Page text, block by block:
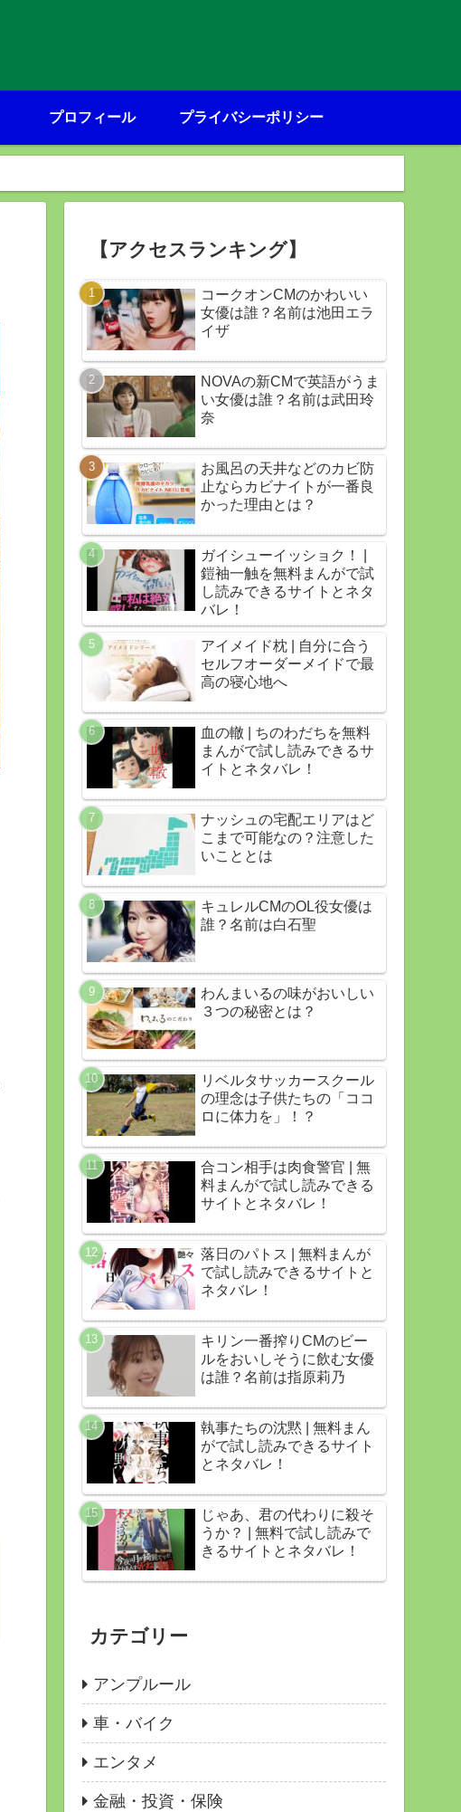
プロフィール プライバシーポリシー
【アクセスランキング】
コークオンCMのかわいい
女優は誰？名前は池田エラ
イザ
NOVAの新CMで英語がうま
い女優は誰？名前は武田玲
奈
お風呂の天井などのカビ防
止ならカビナイトが一番良
かった理由とは？
ガイシューイッショク！ |
鎧袖一触を無料まんがで試
し読みできるサイトとネタ
バレ！
アイメイド枕 | 自分に合う
セルフオーダーメイドで最
高の寝心地へ
血の轍 | ちのわだちを無料
まんがで試し読みできるサ
イトとネタバレ！
ナッシュの宅配エリアはど
こまで可能なの？注意した
いこととは
キュレルCMのOL役女優は
誰？名前は白石聖
わんまいるの味がおいしい
３つの秘密とは？
リベルタサッカースクール
の理念は子供たちの「ココ
ロに体力を」！？
合コン相手は肉食警官 | 無
料まんがで試し読みできる
サイトとネタバレ！
落日のパトス | 無料まんが
で試し読みできるサイトと
ネタバレ！
キリン一番搾りCMのビー
ルをおいしそうに飲む女優
は誰？名前は指原莉乃
執事たちの沈黙 | 無料まん
がで試し読みできるサイト
とネタバレ！
じゃあ、君の代わりに殺そ
うか？ | 無料で試し読みで
きるサイトとネタバレ！
カテゴリー
アンプルール
車・バイク
エンタメ
金融・投資・保険